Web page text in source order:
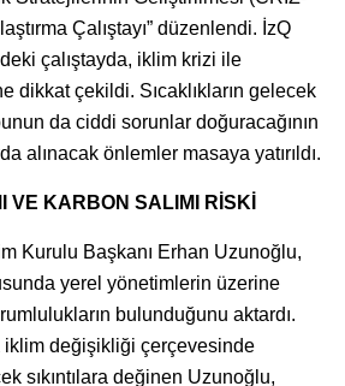
Çalıştayı” düzenlendi. İzQ
çalıştayda, iklim krizi ile
dikkat çekildi. Sıcaklıkların gelecek
da ciddi sorunlar doğuracağının
alınacak önlemler masaya yatırıldı.
VE KARBON SALIMI RİSKİ
Kurulu Başkanı Erhan Uzunoğlu,
yerel yönetimlerin üzerine
bulunduğunu aktardı.
iklim değişikliği çerçevesinde
sıkıntılara değinen Uzunoğlu,